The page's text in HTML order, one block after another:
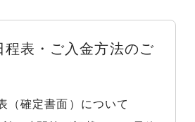
程表・ご入金方法のご
（確定書面）について